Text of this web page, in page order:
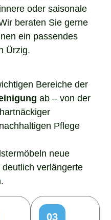
oder saisonale
beraten Sie gerne
ein passendes
Ürzig.
Bereiche der
ab – von der
Pflege
neue
verlängerte
03